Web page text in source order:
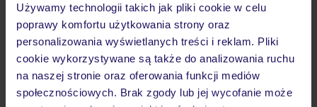
Używamy technologii takich jak pliki cookie w celu
poprawy komfortu użytkowania strony oraz
personalizowania wyświetlanych treści i reklam. Pliki
cookie wykorzystywane są także do analizowania ruchu
na naszej stronie oraz oferowania funkcji mediów
społecznościowych. Brak zgody lub jej wycofanie może
Opinie
Pokoje